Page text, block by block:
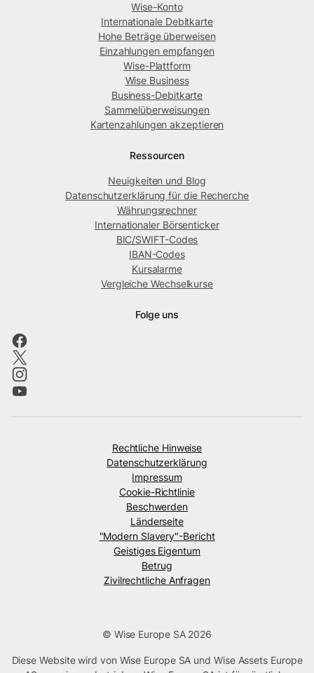
Wise-Konto
Internationale Debitkarte
Hohe Beträge überweisen
Einzahlungen empfangen
Wise-Plattform
Wise Business
Business-Debitkarte
Sammelüberweisungen
Kartenzahlungen akzeptieren
Ressourcen
Neuigkeiten und Blog
Datenschutzerklärung für die Recherche
Währungsrechner
Internationaler Börsenticker
BIC/SWIFT-Codes
IBAN-Codes
Kursalarme
Vergleiche Wechselkurse
Folge uns
Rechtliche Hinweise
Datenschutzerklärung
Impressum
Cookie-Richtlinie
Beschwerden
Länderseite
"Modern Slavery"-Bericht
Geistiges Eigentum
Betrug
Zivilrechtliche Anfragen
© Wise Europe SA 2026
Diese Website wird von Wise Europe SA und Wise Assets Europe